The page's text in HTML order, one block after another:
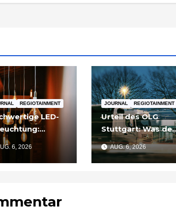
REGIOTAINMENT
LED-
sich
nach zwei
rechnet
6, 2026
JOURNAL REGIOTAINMENT
Urteil des OLG
Stuttgart: Was der
Fall um die
Umgehung von
Russland-
AUG. 6, 2026